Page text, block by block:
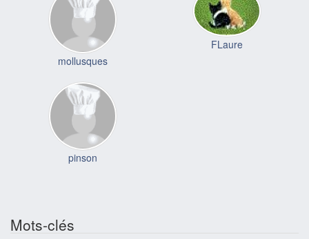
mollusques
FLaure
pinson
Mots-clés